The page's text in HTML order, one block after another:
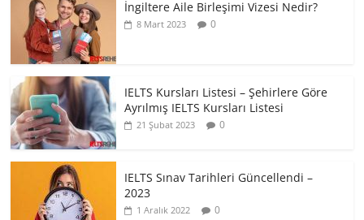
İngiltere Aile Birleşimi Vizesi Nedir?
8 Mart 2023 0
IELTS Kursları Listesi – Şehirlere Göre
Ayrılmış IELTS Kursları Listesi
21 Şubat 2023 0
IELTS Sınav Tarihleri Güncellendi –
2023
1 Aralık 2022 0